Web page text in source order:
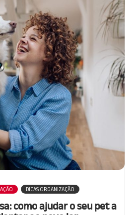
DICAS ORGANIZAÇÃO
como ajudar o seu pet a